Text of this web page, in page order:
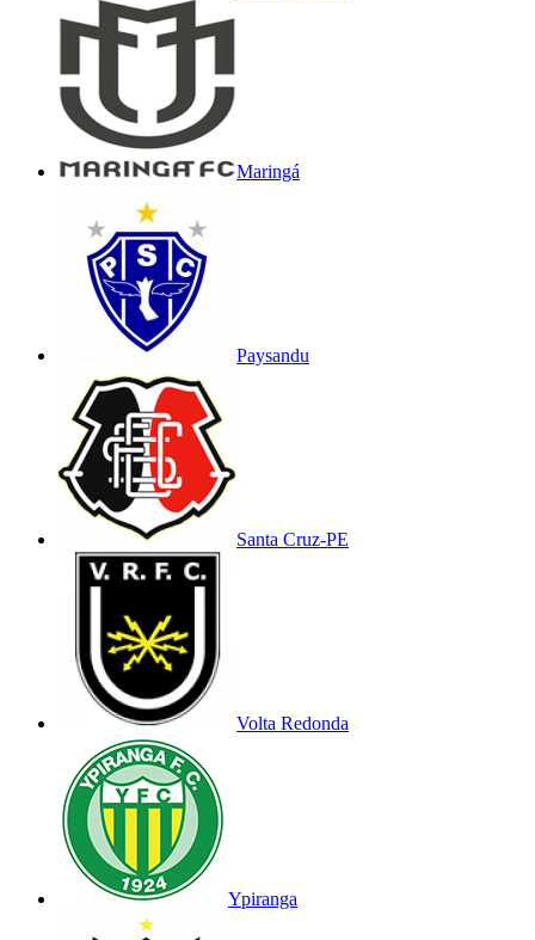
Maringá
Paysandu
Santa Cruz-PE
Volta Redonda
Ypiranga